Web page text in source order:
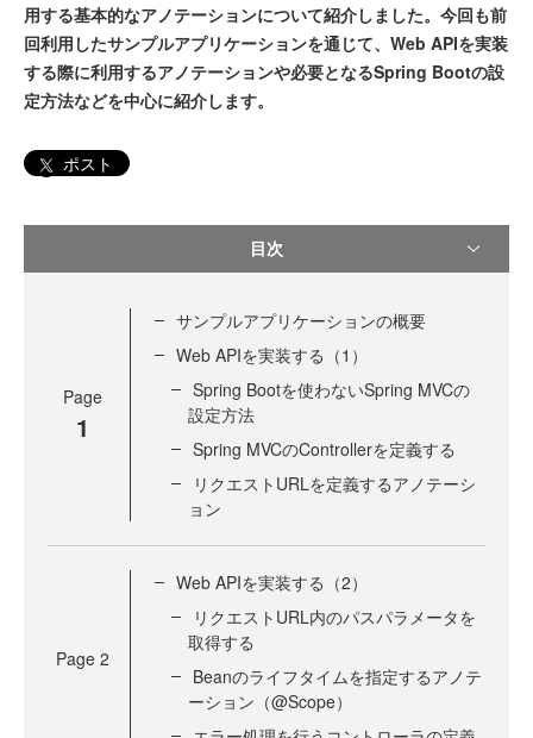
用する基本的なアノテーションについて紹介しました。今回も前
回利用したサンプルアプリケーションを通じて、Web APIを実装
する際に利用するアノテーションや必要となるSpring Bootの設
定方法などを中心に紹介します。
ポスト
目次
Page
1
サンプルアプリケーションの概要
Web APIを実装する（1）
Spring Bootを使わないSpring MVCの
設定方法
Spring MVCのControllerを定義する
リクエストURLを定義するアノテーシ
ョン
Page 2
Web APIを実装する（2）
リクエストURL内のパスパラメータを
取得する
Beanのライフタイムを指定するアノテ
ーション（@Scope）